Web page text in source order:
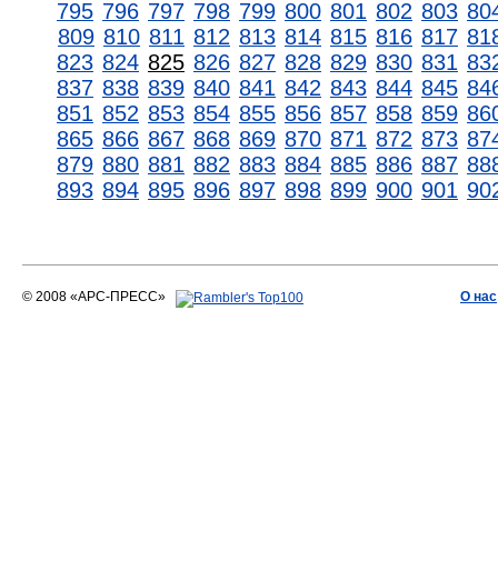
795 796 797 798 799 800 801 802 803
809 810 811 812 813 814 815 816 817
823 824 825 826 827 828 829 830 831
837 838 839 840 841 842 843 844 845
851 852 853 854 855 856 857 858 859
865 866 867 868 869 870 871 872 873
879 880 881 882 883 884 885 886 887
893 894 895 896 897 898 899 900 901
© 2008 «АРС-ПРЕСС» О нас